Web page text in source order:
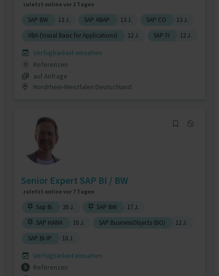
zuletzt online vor 2 Tagen
SAP BW 13 J. SAP ABAP 13 J. SAP CO
13 J.
VBA (Visual Basic for Applications)
12 J. SAP FI 12 J.
Verfügbarkeit einsehen
0
Referenzen
auf Anfrage
Nordrhein-Westfalen Deutschland
Senior Expert SAP BI / BW
zuletzt online vor 7 Tagen
Sap Bi 20 J. SAP BW
17 J.
SAP HANA
10 J. SAP BusinessObjects (BO)
12 J.
SAP BI-IP
10 J.
Verfügbarkeit einsehen
5
Referenzen